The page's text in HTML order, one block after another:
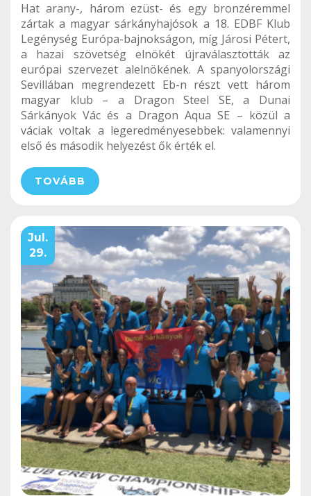
Hat arany-, három ezüst- és egy bronzéremmel
zártak a magyar sárkányhajósok a 18. EDBF Klub
Legénység Európa-bajnokságon, míg Járosi Pétert,
a hazai szövetség elnökét újraválasztották az
európai szervezet alelnökének. A spanyolországi
Sevillában megrendezett Eb-n részt vett három
magyar klub – a Dragon Steel SE, a Dunai
Sárkányok Vác és a Dragon Aqua SE – közül a
váciak voltak a legeredményesebbek: valamennyi
első és második helyezést ők érték el.
TOVÁBB
Jul.
29.